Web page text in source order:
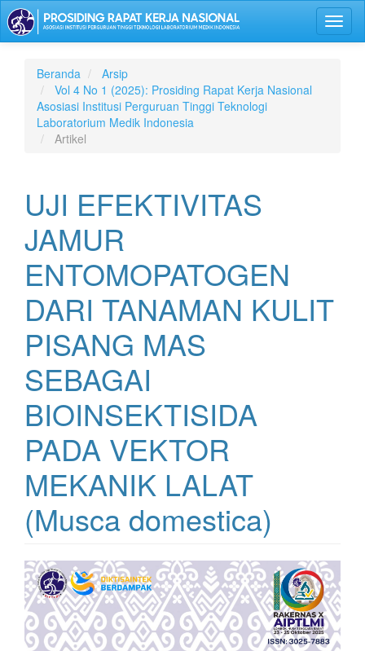
Lompat
ke
isi
Navigasi
Utama
Isi
Utama
Bilah
Beranda
Arsip
Vol 4 No 1 (2025): Prosiding Rapat Kerja Nasional
Asosiasi Institusi Perguruan Tinggi Teknologi
Laboratorium Medik Indonesia
Artikel
UJI EFEKTIVITAS
JAMUR
ENTOMOPATOGEN
DARI TANAMAN KULIT
PISANG MAS
SEBAGAI
BIOINSEKTISIDA
PADA VEKTOR
MEKANIK LALAT
(Musca domestica)
Bilah
Samping
Artikel